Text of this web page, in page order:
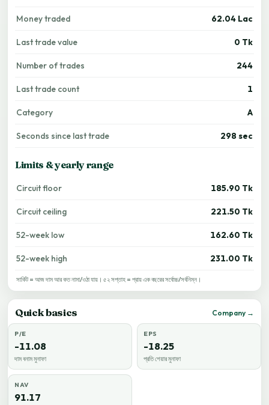
Money traded 62.04 Lac
Last trade value 0 Tk
Number of trades 244
Last trade count 1
Category A
Seconds since last trade 298 sec
Limits & yearly range
Circuit floor 185.90 Tk
Circuit ceiling 221.50 Tk
52-week low 162.60 Tk
52-week high 231.00 Tk
সার্কিট = আজ দাম আর কত নামা/ওঠা যায়। ৫২ সপ্তাহ = প্রায় এক বছরের সর্বোচ্চ/সর্বনিম্ন।
Quick basics Company →
P/E
-11.08
দাম বনাম মুনাফা
EPS
-18.25
প্রতি শেয়ার মুনাফা
NAV
91.17